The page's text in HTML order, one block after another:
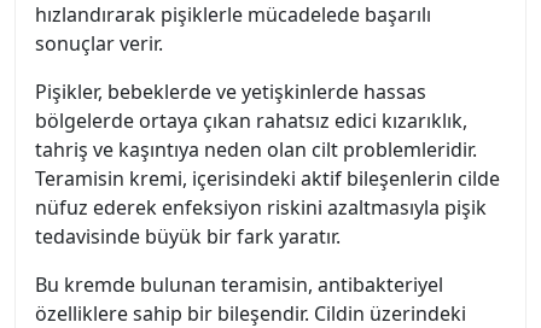
hızlandırarak pişiklerle mücadelede başarılı
sonuçlar verir.
Pişikler, bebeklerde ve yetişkinlerde hassas
bölgelerde ortaya çıkan rahatsız edici kızarıklık,
tahriş ve kaşıntıya neden olan cilt problemleridir.
Teramisin kremi, içerisindeki aktif bileşenlerin cilde
nüfuz ederek enfeksiyon riskini azaltmasıyla pişik
tedavisinde büyük bir fark yaratır.
Bu kremde bulunan teramisin, antibakteriyel
özelliklere sahip bir bileşendir. Cildin üzerindeki